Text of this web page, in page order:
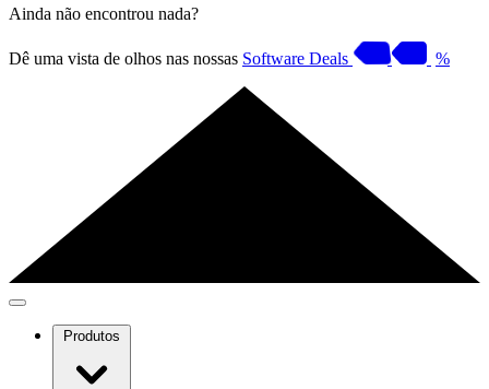
Ainda não encontrou nada?
Dê uma vista de olhos nas nossas Software Deals %
Produtos